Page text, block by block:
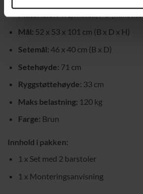
Materialer:Tre, metall, PU
Mål: 52 x 53 x 101 cm (B x D x H)
Setemål: 46 x 40 cm (B x D)
Setehøyde: 71 cm
Ryggstøttehøyde: 33 cm
Maks belastning: 120 kg
Farge: Brun
Innhold i pakken:
1 x Set med 2 barstoler
1 x Monteringsanvisning